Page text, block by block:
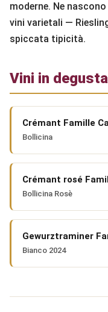
moderne. Ne
vini varietali —
spiccata tipicità.
Vini in
Crémant Famille
Bollicina
Crémant rosé
Bollicina Rosè
Gewurztraminer
Bianco 2024